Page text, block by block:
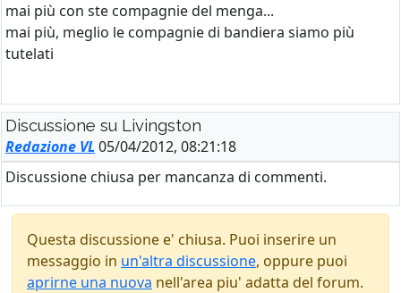
mai più con ste compagnie del menga...
mai più, meglio le compagnie di bandiera siamo più
tutelati
Discussione su Livingston
Redazione VL05/04/2012, 08:21:18
Discussione chiusa per mancanza di commenti.
Questa discussione e' chiusa. Puoi inserire un
messaggio in un'altra discussione, oppure puoi
aprirne una nuova nell'area piu' adatta del forum.